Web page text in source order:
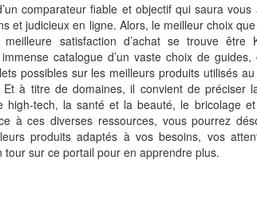
comparateur fiable et objectif qui saura
et judicieux en ligne. Alors, le meilleur choix que
satisfaction d’achat se trouve être
catalogue d’un vaste choix de guides,
possibles sur les meilleurs produits utilisés
à titre de domaines, il convient de préciser
high-tech, la santé et la beauté, le bricolage
à ces diverses ressources, vous pourrez
produits adaptés à vos besoins, vos
sur ce portail pour en apprendre plus.